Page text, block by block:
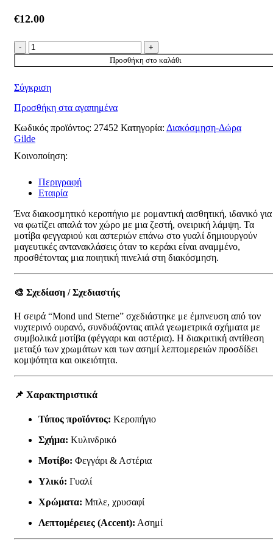
€12.00
Gilde
κεροπήγιο"Mond
und
ποσότητα
Προσθήκη στο καλάθι
Σύγκριση
Προσθήκη στα αγαπημένα
Κωδικός προϊόντος: 27452 Κατηγορία: Διακόσμηση-Δώρα
Gilde
Κοινοποίηση:
Περιγραφή
Εταιρία
Ένα διακοσμητικό κεροπήγιο με ρομαντική αισθητική, ιδανικό για
να φωτίζει απαλά τον χώρο με μια ζεστή, ονειρική λάμψη. Τα
μοτίβα φεγγαριού και αστεριών επάνω στο γυαλί δημιουργούν
μαγευτικές αντανακλάσεις όταν το κεράκι είναι αναμμένο,
προσθέτοντας μια ποιητική πινελιά στη διακόσμηση.
🎨 Σχεδίαση / Σχεδιαστής
Η σειρά “Mond und Sterne” σχεδιάστηκε με έμπνευση από τον
νυχτερινό ουρανό, συνδυάζοντας απλά γεωμετρικά σχήματα με
συμβολικά μοτίβα (φέγγαρι και αστέρια). Η διακριτική αντίθεση
μεταξύ των χρωμάτων και των ασημί λεπτομερειών προσδίδει
κομψότητα και οικειότητα.
📌 Χαρακτηριστικά
Τύπος προϊόντος: Κεροπήγιο
Σχήμα: Κυλινδρικό
Μοτίβο: Φεγγάρι & Αστέρια
Υλικό: Γυαλί
Χρώματα: Μπλε, χρυσαφί
Λεπτομέρειες (Accent): Ασημί